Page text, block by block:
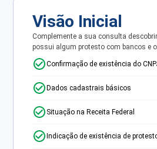
Visão Inicial
Complemente a sua consulta
possui algum protesto com bancos e
Confirmação de existência do
Dados cadastrais básicos
Situação na Receita Federal
Indicação de existência de